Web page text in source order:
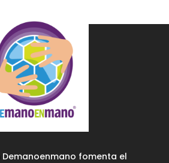
Demanoenmano fomenta el